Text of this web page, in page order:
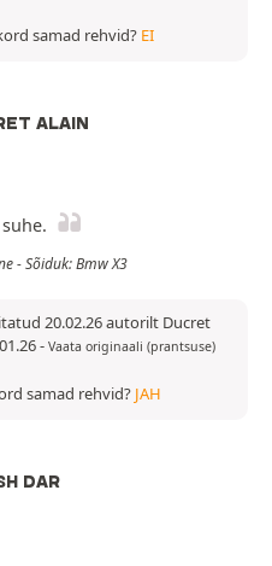
samad rehvid? EI
ALAIN
- Sõiduk: Bmw X3
20.02.26 autorilt Ducret
- Vaata originaali (prantsuse)
samad rehvid? JAH
DAR